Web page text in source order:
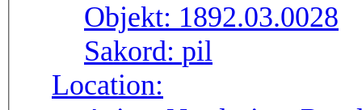
Objekt: 1892.03.0028
Sakord: pil
Location: